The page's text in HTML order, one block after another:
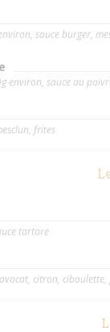
sauce burger,
environ, sauce au
frites
tartare
citron, ciboulette,